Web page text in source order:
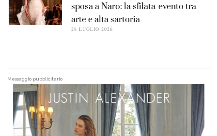
sposa a Naro: la sfilata-evento tra
arte e alta sartoria
28 LUGLIO 2026
Messaggio pubblicitario